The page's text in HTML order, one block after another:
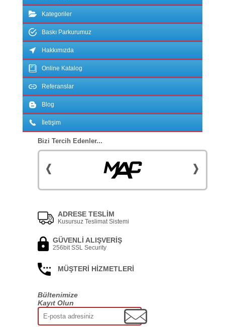
Kategoriler
Baskı Parkurumuz
Hakkımızda
Online Katalog
Referanslar
Blog
İletişim
Bizi Tercih Edenler...
ADRESE TESLİM
Kusursuz Teslimat Sistemi
GÜVENLİ ALIŞVERİŞ
256bit SSL Security
MÜŞTERİ HİZMETLERİ
Bültenimize
Kayıt Olun